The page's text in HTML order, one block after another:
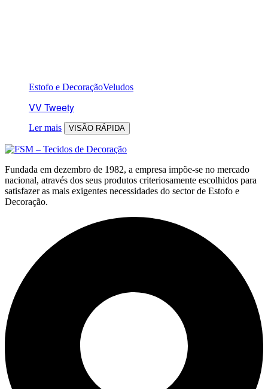
Estofo e DecoraçãoVeludos
VV Tweety
Ler mais VISÃO RÁPIDA
Fundada em dezembro de 1982, a empresa impõe-se no mercado
nacional, através dos seus produtos criteriosamente escolhidos para
satisfazer as mais exigentes necessidades do sector de Estofo e
Decoração.